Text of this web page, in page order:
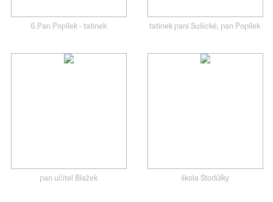
6.Pan Popílek - tatínek tatínek paní Sušické, pan Popílek
pan učitel Blažek škola Stodůlky